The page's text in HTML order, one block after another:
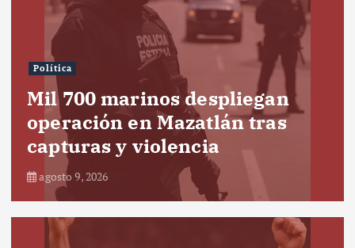
Política
Mil 700 marinos despliegan
operación en Mazatlán tras
capturas y violencia
agosto 9, 2026